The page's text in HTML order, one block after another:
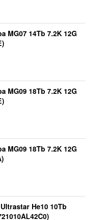
MG07 14Tb 7.2K 12G
MG09 18Tb 7.2K 12G
MG09 18Tb 7.2K 12G
He10 10Tb